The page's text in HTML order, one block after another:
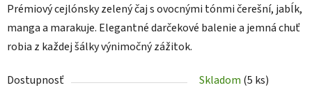
Prémiový cejlónsky zelený čaj s ovocnými tónmi čerešní, jabĺk,
manga a marakuje. Elegantné darčekové balenie a jemná chuť
robia z každej šálky výnimočný zážitok.
Dostupnosť Skladom (5 ks)